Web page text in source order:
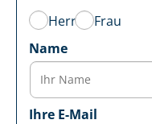
Herr
Frau
Name
Ihre E-Mail